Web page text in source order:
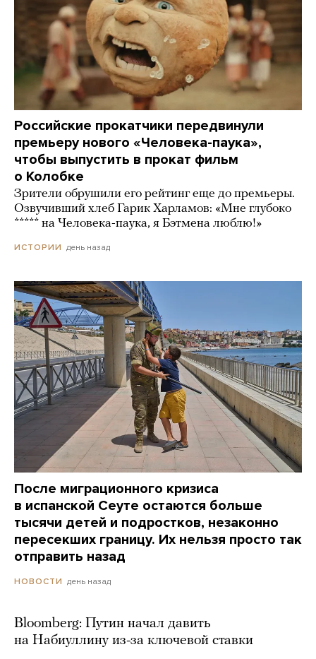
Российские прокатчики передвинули
премьеру нового «Человека-паука»,
чтобы выпустить в прокат фильм
о Колобке
Зрители обрушили его рейтинг еще до премьеры.
Озвучивший хлеб Гарик Харламов: «Мне глубоко
***** на Человека-паука, я Бэтмена люблю!»
ИСТОРИИ день назад
После миграционного кризиса
в испанской Сеуте остаются больше
тысячи детей и подростков, незаконно
пересекших границу. Их нельзя просто так
отправить назад
НОВОСТИ день назад
Bloomberg: Путин начал давить
на Набиуллину из-за ключевой ставки